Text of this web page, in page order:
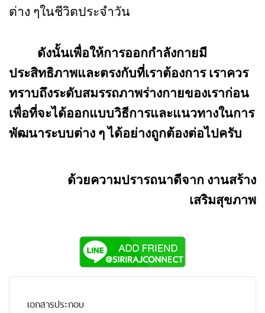
ต่าง ๆในชีวิตประจำวัน
ดังนั้นเพื่อให้การออกกำลังกายมี
ประสิทธิภาพและตรงกับที่เราต้องการ เราควร
ทราบถึงระดับสมรรถภาพร่างกายของเราก่อน
เพื่อที่จะได้ออกแบบวิธีการและแนวทางในการ
พัฒนาระบบต่าง ๆ ได้อย่างถูกต้องต่อไปครับ
ด้วยความปรารถนาดีจาก งานสร้าง
เสริมสุขภาพ
เอกสารประกอบ